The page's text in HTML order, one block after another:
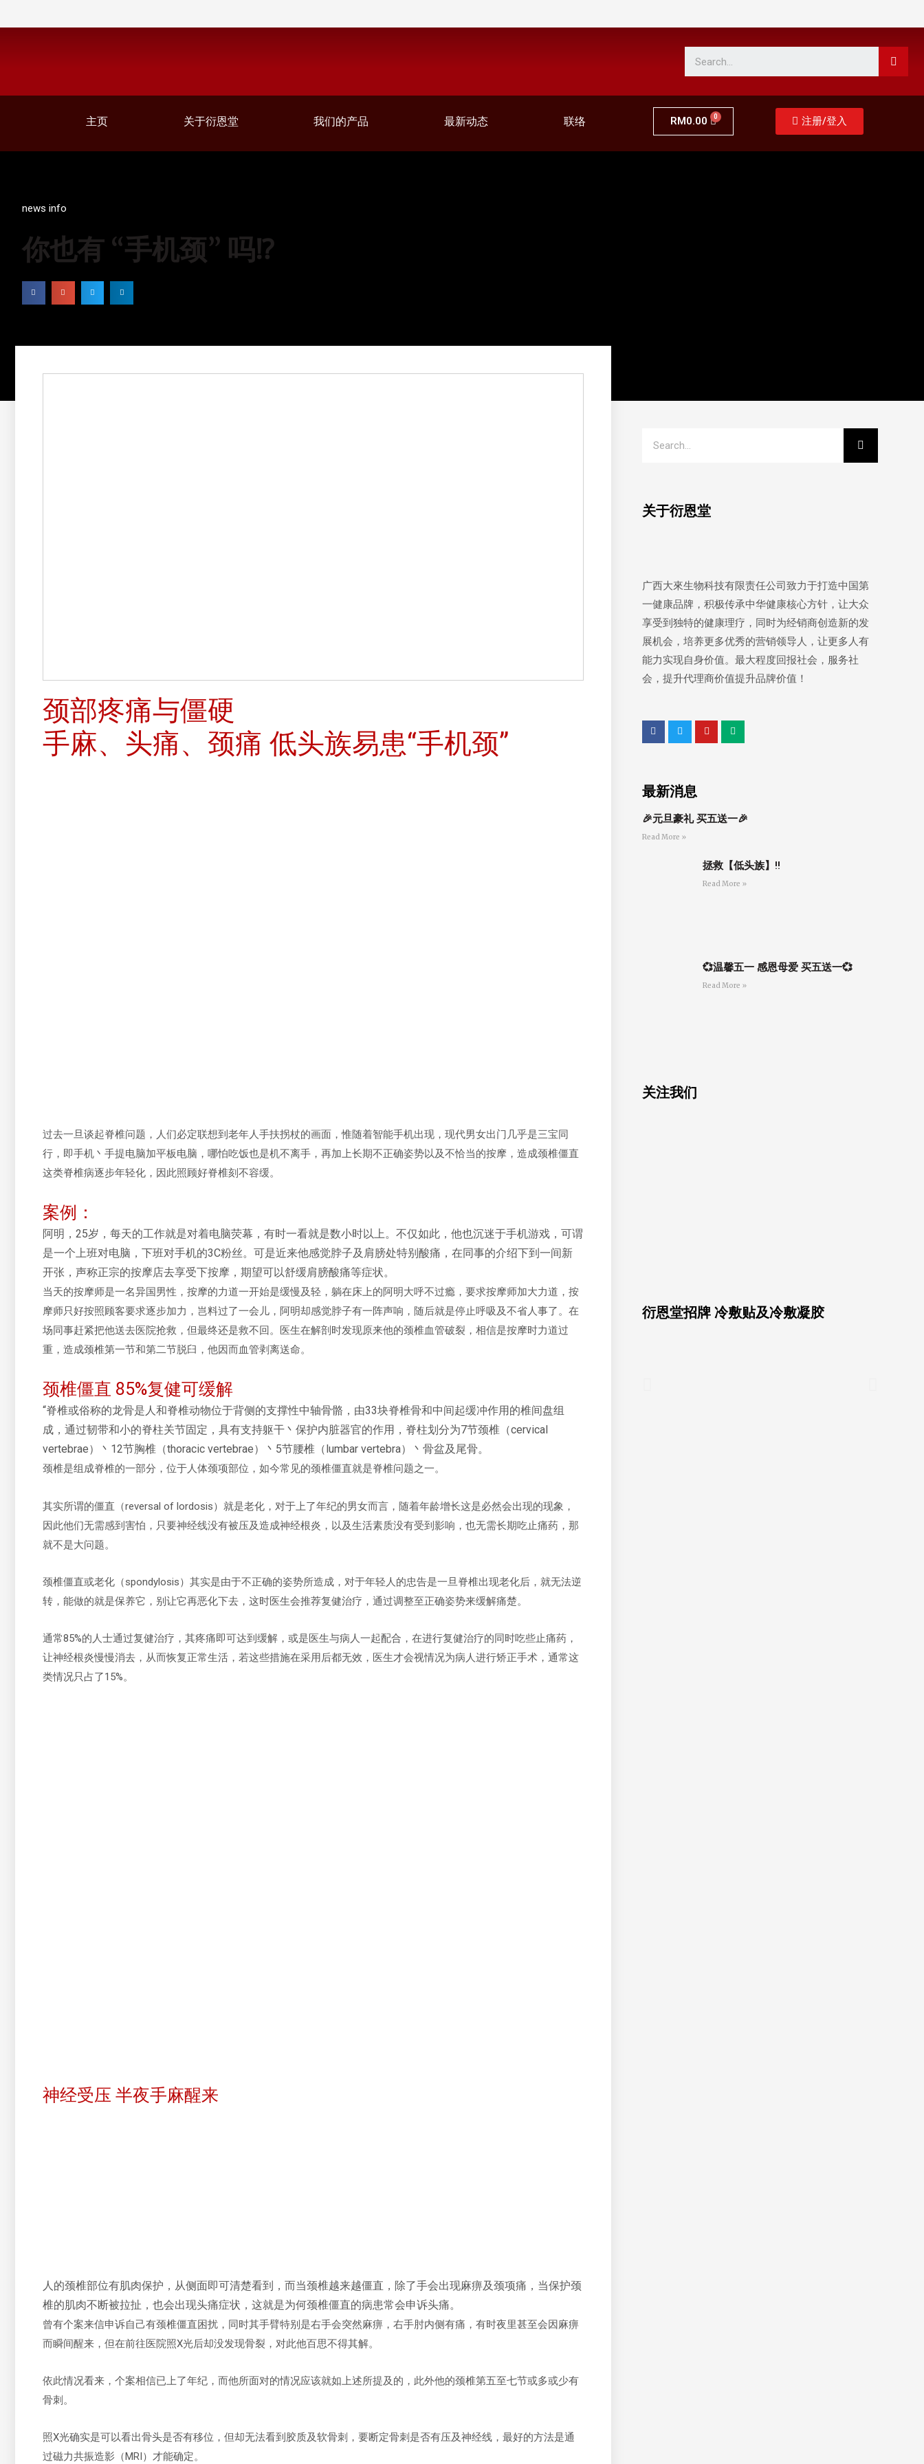
主页 关于衍恩堂 我们的产品 最新动态 联络 RM0.00 注册/登入
news info
你也有 “手机颈” 吗⁉
颈部疼痛与僵硬
手麻、头痛、颈痛 低头族易患“手机颈”
过去一旦谈起脊椎问题，人们必定联想到老年人手扶拐杖的画面，惟随着智能手机出现，现代男女出门几乎是三宝同
行，即手机丶手提电脑加平板电脑，哪怕吃饭也是机不离手，再加上长期不正确姿势以及不恰当的按摩，造成颈椎僵直
这类脊椎病逐步年轻化，因此照顾好脊椎刻不容缓。
案例：
阿明，25岁，每天的工作就是对着电脑荧幕，有时一看就是数小时以上。不仅如此，他也沉迷于手机游戏，可谓
是一个上班对电脑，下班对手机的3C粉丝。可是近来他感觉脖子及肩膀处特别酸痛，在同事的介绍下到一间新
开张，声称正宗的按摩店去享受下按摩，期望可以舒缓肩膀酸痛等症状。
当天的按摩师是一名异国男性，按摩的力道一开始是缓慢及轻，躺在床上的阿明大呼不过瘾，要求按摩师加大力道，按
摩师只好按照顾客要求逐步加力，岂料过了一会儿，阿明却感觉脖子有一阵声响，随后就是停止呼吸及不省人事了。在
场同事赶紧把他送去医院抢救，但最终还是救不回。医生在解剖时发现原来他的颈椎血管破裂，相信是按摩时力道过
重，造成颈椎第一节和第二节脱臼，他因而血管剥离送命。
颈椎僵直 85%复健可缓解
“脊椎或俗称的龙骨是人和脊椎动物位于背侧的支撑性中轴骨骼，由33块脊椎骨和中间起缓冲作用的椎间盘组
成，通过韧带和小的脊柱关节固定，具有支持躯干丶保护内脏器官的作用，脊柱划分为7节颈椎（cervical
vertebrae）丶12节胸椎（thoracic vertebrae）丶5节腰椎（lumbar vertebra）丶骨盆及尾骨。
颈椎是组成脊椎的一部分，位于人体颈项部位，如今常见的颈椎僵直就是脊椎问题之一。
其实所谓的僵直（reversal of lordosis）就是老化，对于上了年纪的男女而言，随着年龄增长这是必然会出现的现象，
因此他们无需感到害怕，只要神经线没有被压及造成神经根炎，以及生活素质没有受到影响，也无需长期吃止痛药，那
就不是大问题。
颈椎僵直或老化（spondylosis）其实是由于不正确的姿势所造成，对于年轻人的忠告是一旦脊椎出现老化后，就无法逆
转，能做的就是保养它，别让它再恶化下去，这时医生会推荐复健治疗，通过调整至正确姿势来缓解痛楚。
通常85%的人士通过复健治疗，其疼痛即可达到缓解，或是医生与病人一起配合，在进行复健治疗的同时吃些止痛药，
让神经根炎慢慢消去，从而恢复正常生活，若这些措施在采用后都无效，医生才会视情况为病人进行矫正手术，通常这
类情况只占了15%。
神经受压 半夜手麻醒来
人的颈椎部位有肌肉保护，从侧面即可清楚看到，而当颈椎越来越僵直，除了手会出现麻痹及颈项痛，当保护颈
椎的肌肉不断被拉扯，也会出现头痛症状，这就是为何颈椎僵直的病患常会申诉头痛。
曾有个案来信申诉自己有颈椎僵直困扰，同时其手臂特别是右手会突然麻痹，右手肘内侧有痛，有时夜里甚至会因麻痹
而瞬间醒来，但在前往医院照X光后却没发现骨裂，对此他百思不得其解。
依此情况看来，个案相信已上了年纪，而他所面对的情况应该就如上述所提及的，此外他的颈椎第五至七节或多或少有
骨刺。
照X光确实是可以看出骨头是否有移位，但却无法看到胶质及软骨刺，要断定骨刺是否有压及神经线，最好的方法是通
过磁力共振造影（MRI）才能确定。
关于衍恩堂
广西大來生物科技有限责任公司致力于打造中国第
一健康品牌，积极传承中华健康核心方针，让大众
享受到独特的健康理疗，同时为经销商创造新的发
展机会，培养更多优秀的营销领导人，让更多人有
能力实现自身价值。最大程度回报社会，服务社
会，提升代理商价值提升品牌价值！
最新消息
🎉元旦豪礼 买五送一🎉
Read More »
拯救【低头族】‼
Read More »
💞温馨五一 感恩母爱 买五送一💞
Read More »
关注我们
衍恩堂招牌 冷敷贴及冷敷凝胶